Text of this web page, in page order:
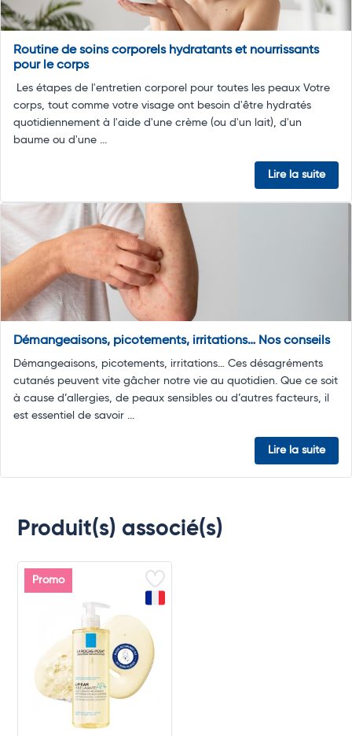
Routine de soins corporels hydratants et nourrissants
pour le corps
Les étapes de l'entretien corporel pour toutes les peaux Votre
corps, tout comme votre visage ont besoin d'être hydratés
quotidiennement à l'aide d'une crème (ou d'un lait), d'un
baume ou d'une ...
Lire la suite
Démangeaisons, picotements, irritations… Nos conseils
Démangeaisons, picotements, irritations… Ces désagréments
cutanés peuvent vite gâcher notre vie au quotidien. Que ce soit
à cause d’allergies, de peaux sensibles ou d’autres facteurs, il
est essentiel de savoir ...
Lire la suite
Produit(s) associé(s)
Promo